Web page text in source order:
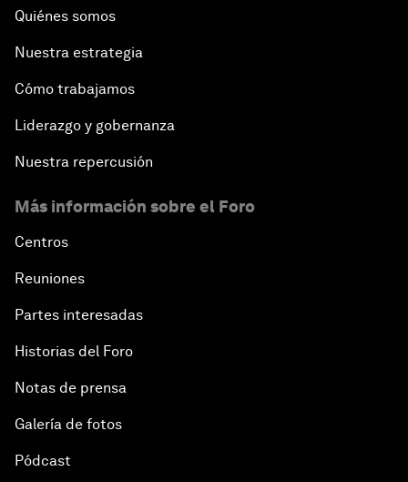
Quiénes somos
Nuestra estrategia
Cómo trabajamos
Liderazgo y gobernanza
Nuestra repercusión
Más información sobre el Foro
Centros
Reuniones
Partes interesadas
Historias del Foro
Notas de prensa
Galería de fotos
Pódcast